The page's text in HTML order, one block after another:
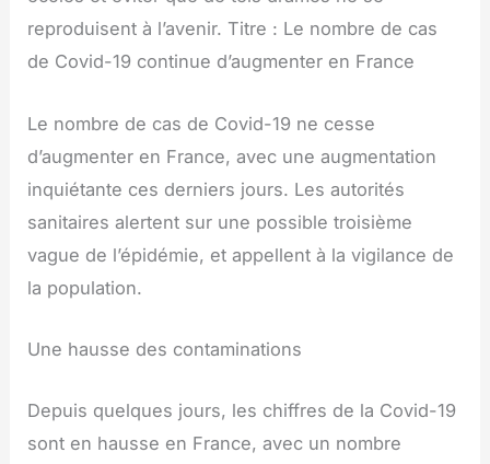
reproduisent à l’avenir. Titre : Le nombre de cas
de Covid-19 continue d’augmenter en France
Le nombre de cas de Covid-19 ne cesse
d’augmenter en France, avec une augmentation
inquiétante ces derniers jours. Les autorités
sanitaires alertent sur une possible troisième
vague de l’épidémie, et appellent à la vigilance de
la population.
Une hausse des contaminations
Depuis quelques jours, les chiffres de la Covid-19
sont en hausse en France, avec un nombre